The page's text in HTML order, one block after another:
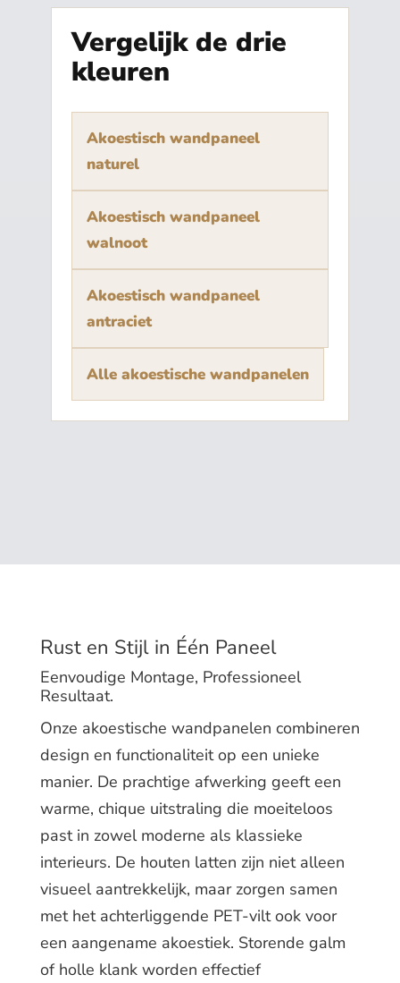
Vergelijk de drie
kleuren
Akoestisch wandpaneel
naturel
Akoestisch wandpaneel
walnoot
Akoestisch wandpaneel
antraciet
Alle akoestische wandpanelen
Rust en Stijl in Één Paneel
Eenvoudige Montage, Professioneel
Resultaat.
Onze akoestische wandpanelen combineren
design en functionaliteit op een unieke
manier. De prachtige afwerking geeft een
warme, chique uitstraling die moeiteloos
past in zowel moderne als klassieke
interieurs. De houten latten zijn niet alleen
visueel aantrekkelijk, maar zorgen samen
met het achterliggende PET-vilt ook voor
een aangename akoestiek. Storende galm
of holle klank worden effectief